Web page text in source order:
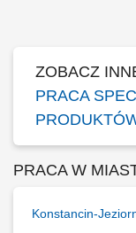
ZOBACZ
PRACA
PRACA W
Konstancin-